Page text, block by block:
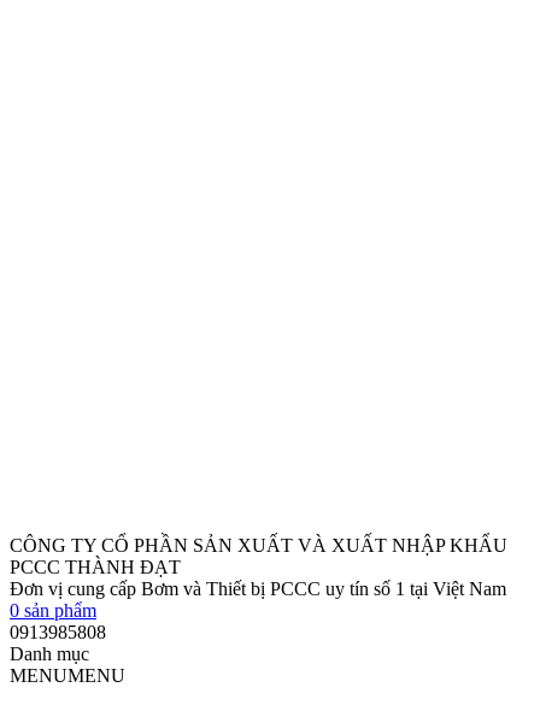
CÔNG TY CỔ PHẦN SẢN XUẤT VÀ XUẤT NHẬP KHẨU
PCCC THÀNH ĐẠT
Đơn vị cung cấp Bơm và Thiết bị PCCC uy tín số 1 tại Việt Nam
0 sản phẩm
0913985808
Danh mục
MENUMENU